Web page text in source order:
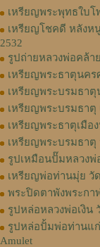
เหรียญพระพุทธใบโ
เหรียญโชคดี หลังห
2532
รูปถ่ายหลวงพ่อคล้า
เหรียญพระธาตุนครศ
เหรียญพระบรมธาตุ
เหรียญพระบรมธาตุ
เหรียญพระธาตุเมือ
เหรียญพระบรมธาตุ
รูปเหมือนปั๊มหลวงพ่
เหรียญพ่อท่านมุ่ย วั
พระปิดตาพังพระกา
รูปหล่อหลวงพ่อเงิน
รูปหล่อปั้มพ่อท่านแ
Amulet